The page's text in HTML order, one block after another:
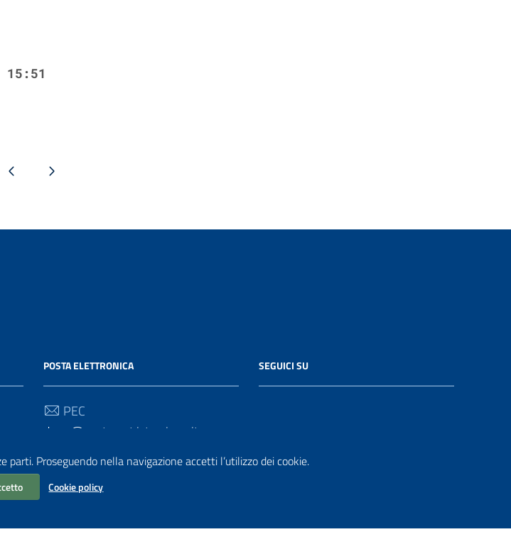
Proseguendo nella navigazione accetti l’utilizzo dei cookie.
Cookie policy
15:51
precedentePagina successiva
POSTA ELETTRONICA
PEC
drum@postacert.istruzione.it
Email
direzione-umbria@istruzione.it
SEGUICI SU